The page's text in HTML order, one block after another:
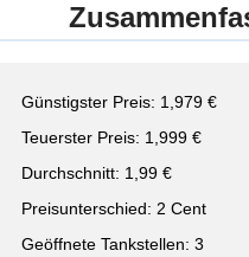
Günstigster Preis: 1,979 €
Teuerster Preis: 1,999 €
Durchschnitt: 1,99 €
Preisunterschied: 2 Cent
Geöffnete Tankstellen: 3